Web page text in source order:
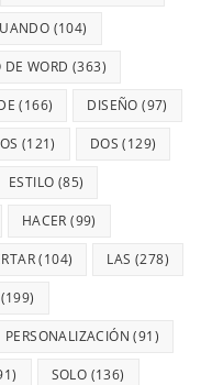
(104)
WORD (363)
(166) DISEÑO (97)
(121) DOS (129)
ESTILO (85)
HACER (99)
(104) LAS (278)
(199)
PERSONALIZACIÓN (91)
SOLO (136)